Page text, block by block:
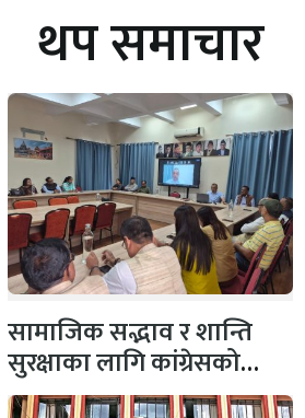
थप समाचार
सामाजिक सद्भाव र शान्ति
सुरक्षाका लागि कांग्रेसको
पहल, सभापति गगन…